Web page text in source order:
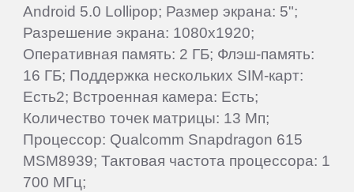
Android 5.0 Lollipop; Размер экрана: 5";
Разрешение экрана: 1080x1920;
Оперативная память: 2 ГБ; Флэш-память:
16 ГБ; Поддержка нескольких SIM-карт:
Есть2; Встроенная камера: Есть;
Количество точек матрицы: 13 Мп;
Процессор: Qualcomm Snapdragon 615
MSM8939; Тактовая частота процессора: 1
700 МГц;